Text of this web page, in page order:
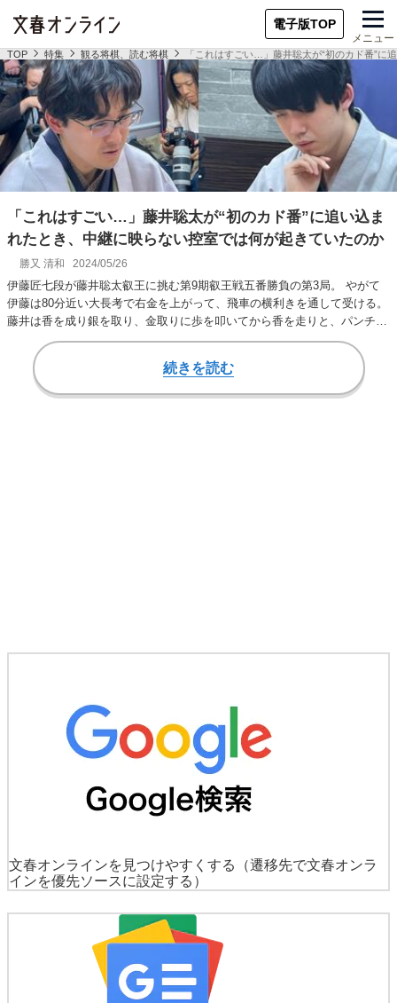
電子版TOP
メニュー
TOP 特集 観る将棋、読む将棋 「これはすごい…」藤井聡太が“初のカド番”に
「これはすごい…」藤井聡太が“初のカド番”に追い込ま
れたとき、中継に映らない控室では何が起きていたのか
勝又 清和 2024/05/26
伊藤匠七段が藤井聡太叡王に挑む第9期叡王戦五番勝負の第3局。 やがて
伊藤は80分近い大長考で右金を上がって、飛車の横利きを通して受ける。
藤井は香を成り銀を取り、金取りに歩を叩いてから香を走りと、パンチを
打ち続ける…
続きを読む
文春オンラインを見つけやすくする
（遷移先で文春オンラ
インを優先ソースに設定する）